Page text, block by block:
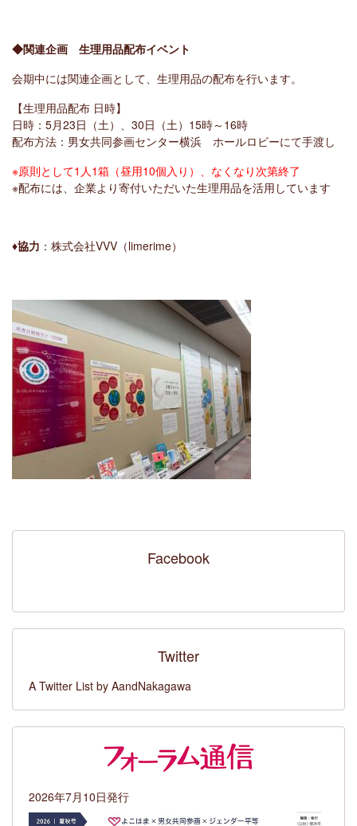
◆関連企画 生理用品配布イベント
会期中には関連企画として、生理用品の配布を行います。
【生理用品配布 日時】
日時：5月23日（土）、30日（土）15時～16時
配布方法：男女共同参画センター横浜 ホールロビーにて手渡し
※原則として1人1箱（昼用10個入り）、なくなり次第終了
※配布には、企業より寄付いただいた生理用品を活用しています
♦協力 ：株式会社VVV（limerime）
Facebook
Twitter
A Twitter List by AandNakagawa
2026年7月10日発行